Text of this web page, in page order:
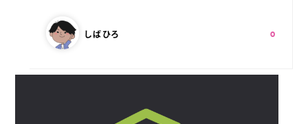
この記事を書いた人：
しばひろ
スキ：
0Shares